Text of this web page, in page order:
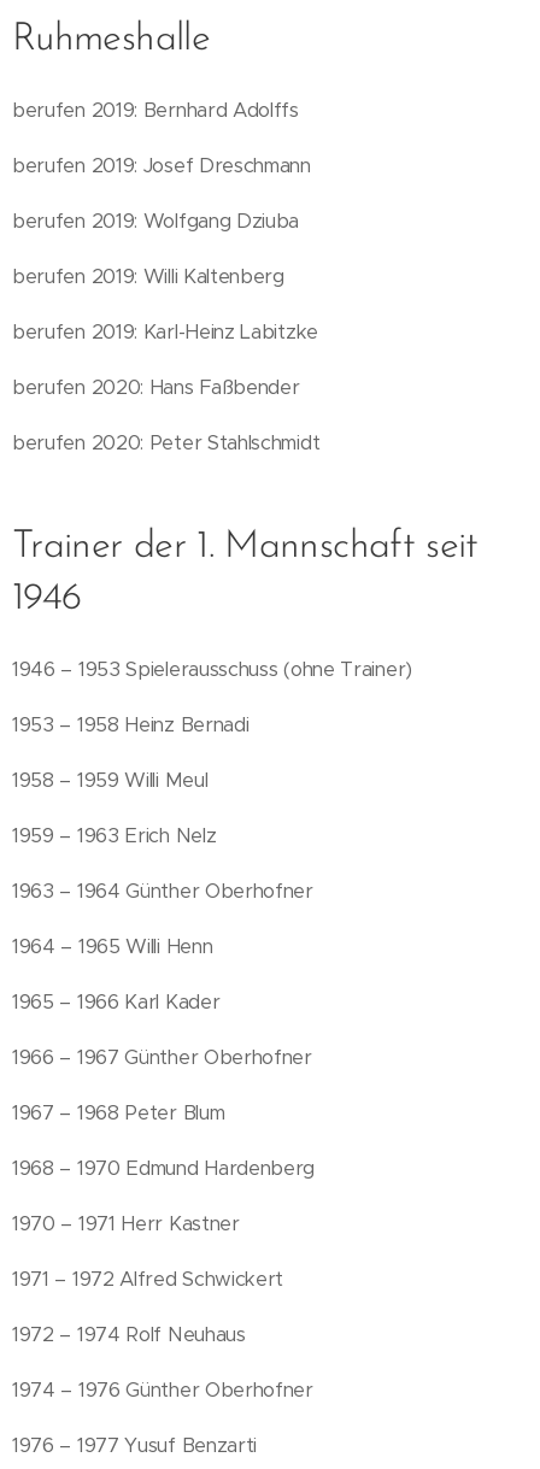
Ruhmeshalle
berufen 2019: Bernhard Adolffs
berufen 2019: Josef Dreschmann
berufen 2019: Wolfgang Dziuba
berufen 2019: Willi Kaltenberg
berufen 2019: Karl-Heinz Labitzke
berufen 2020: Hans Faßbender
berufen 2020: Peter Stahlschmidt
Trainer der 1. Mannschaft seit
1946
1946 – 1953 Spielerausschuss (ohne Trainer)
1953 – 1958 Heinz Bernadi
1958 – 1959 Willi Meul
1959 – 1963 Erich Nelz
1963 – 1964 Günther Oberhofner
1964 – 1965 Willi Henn
1965 – 1966 Karl Kader
1966 – 1967 Günther Oberhofner
1967 – 1968 Peter Blum
1968 – 1970 Edmund Hardenberg
1970 – 1971 Herr Kastner
1971 – 1972 Alfred Schwickert
1972 – 1974 Rolf Neuhaus
1974 – 1976 Günther Oberhofner
1976 – 1977 Yusuf Benzarti